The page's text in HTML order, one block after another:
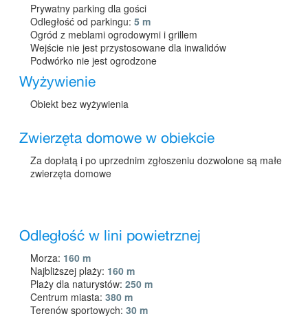
Prywatny parking dla gości
Odległość od parkingu: 5 m
Ogród z meblami ogrodowymi i grillem
Wejście nie jest przystosowane dla inwalidów
Podwórko nie jest ogrodzone
Wyżywienie
Obiekt bez wyżywienia
Zwierzęta domowe w obiekcie
Za dopłatą i po uprzednim zgłoszeniu dozwolone są małe
zwierzęta domowe
Odległość w lini powietrznej
Morza: 160 m
Najbliższej plaży: 160 m
Plaży dla naturystów: 250 m
Centrum miasta: 380 m
Terenów sportowych: 30 m